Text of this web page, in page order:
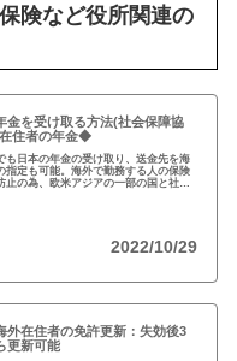
険など役所関連の
を受け取る方法(社会保障協
住者の年金◆
も日本の年金の受け取り、送金先を海
指定も可能。海外で勤務する人の保険
止の為、欧米アジアの一部の国と社会
2022/10/29
外在住者の免許更新：失効後3
更新可能